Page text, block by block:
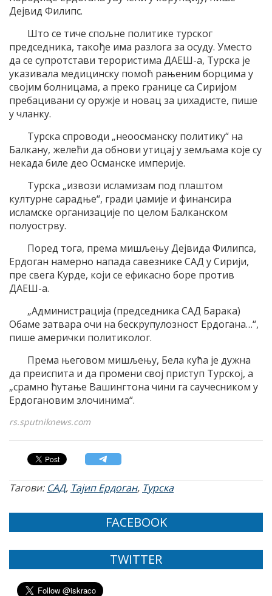
Дејвид Филипс.
Што се тиче спољне политике турског
председника, такође има разлога за осуду. Уместо
да се супротстави терористима ДАЕШ-а, Турска је
указивала медицинску помоћ рањеним борцима у
својим болницама, а преко границе са Сиријом
пребацивани су оружје и новац за џихадисте, пише
у чланку.
Турска спроводи „неоосманску политику“ на
Балкану, желећи да обнови утицај у земљама које су
некада биле део Османске империје.
Турска „извози исламизам под плаштом
културне сарадње“, гради џамије и финансира
исламске организације по целом Балканском
полуострву.
Поред тога, према мишљењу Дејвида Филипса,
Ердоган намерно напада савезнике САД у Сирији,
пре свега Курде, који се ефикасно боре против
ДАЕШ-а.
„Администрација (председника САД Барака)
Обаме затвара очи на бескрупулозност Ердогана…“,
пише амерички политиколог.
Према његовом мишљењу, Бела кућа је дужна
да преиспита и да промени свој приступ Турској, а
„срамно ћутање Вашингтона чини га саучесником у
Ердогановим злочинима“.
rs.sputniknews.com
Тагови: САД, Тајип Ердоган, Турска
FACEBOOK
TWITTER